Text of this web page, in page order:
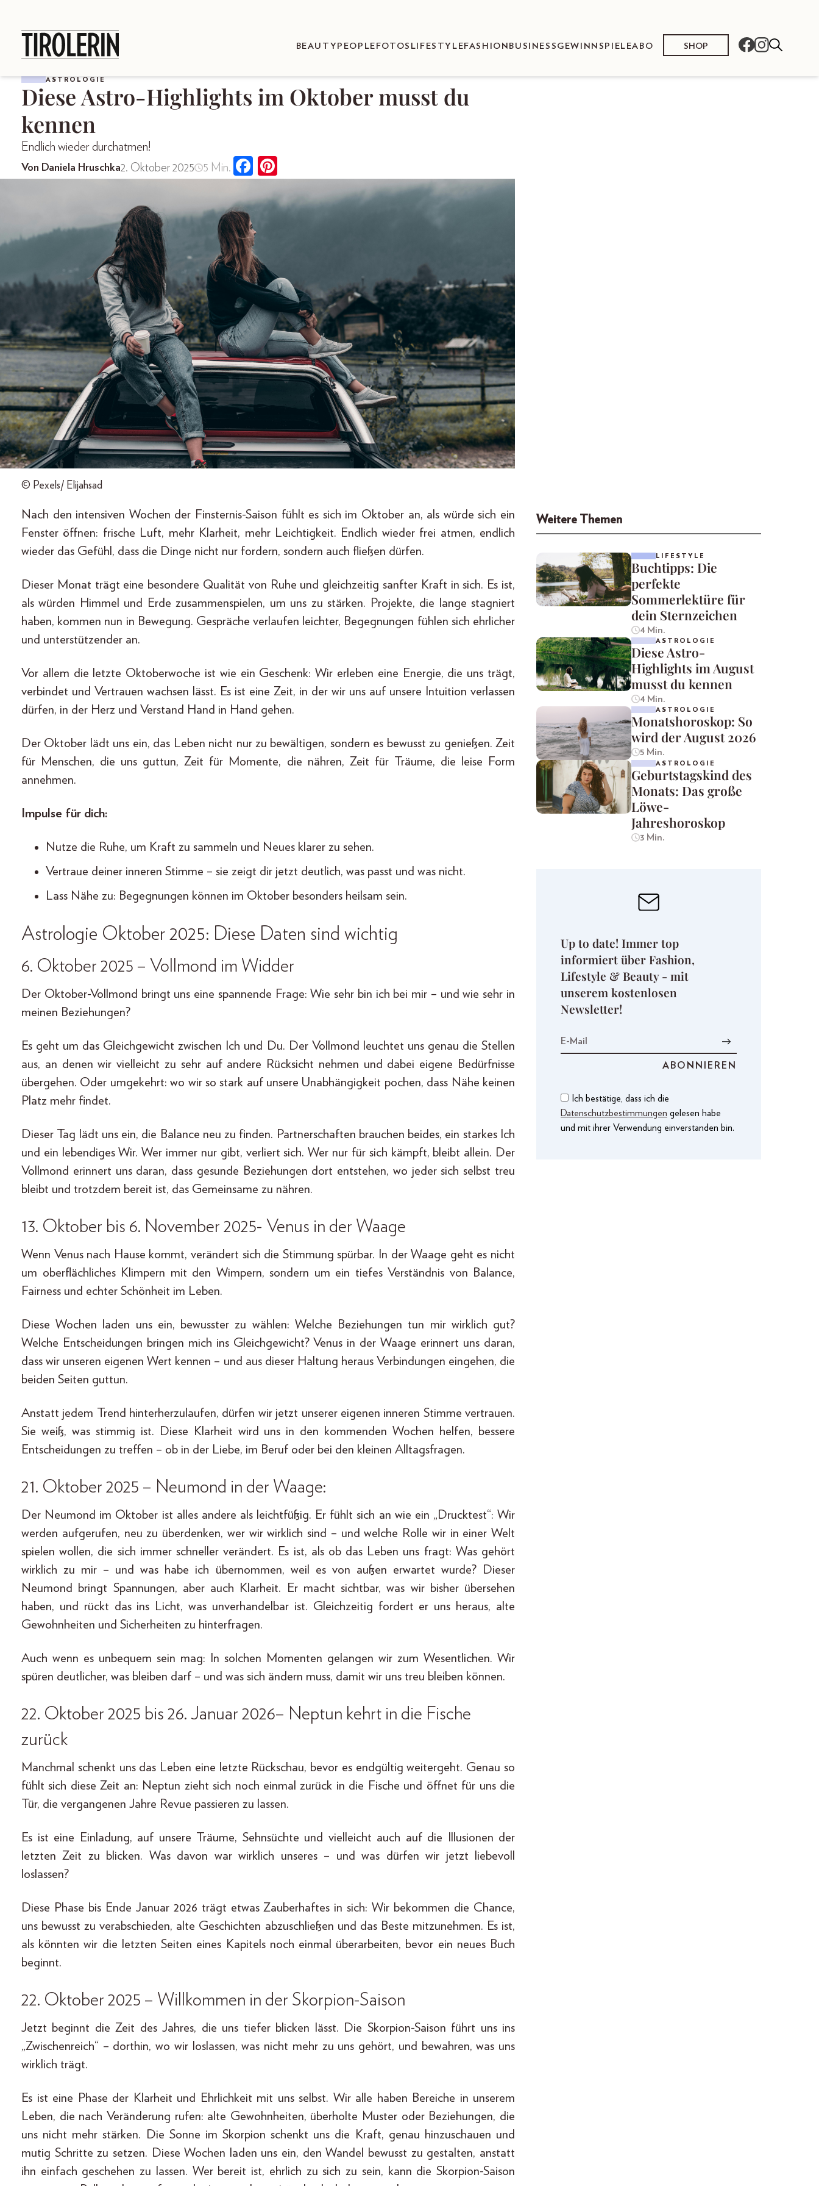
BEAUTY PEOPLE FOTOS LIFESTYLE FASHION BUSINESS GEWINNSPIELEABO SHOP
ASTROLOGIE
Diese Astro-Highlights im Oktober musst du
kennen
Endlich wieder durchatmen!
Von Daniela Hruschka2. Oktober 2025 5 Min.
© Pexels/ Elijahsad
Nach den intensiven Wochen der Finsternis-Saison fühlt es sich im Oktober an, als würde sich ein
Fenster öffnen: frische Luft, mehr Klarheit, mehr Leichtigkeit. Endlich wieder frei atmen, endlich
wieder das Gefühl, dass die Dinge nicht nur fordern, sondern auch fließen dürfen.
Dieser Monat trägt eine besondere Qualität von Ruhe und gleichzeitig sanfter Kraft in sich. Es ist,
als würden Himmel und Erde zusammenspielen, um uns zu stärken. Projekte, die lange stagniert
haben, kommen nun in Bewegung. Gespräche verlaufen leichter, Begegnungen fühlen sich ehrlicher
und unterstützender an.
Vor allem die letzte Oktoberwoche ist wie ein Geschenk: Wir erleben eine Energie, die uns trägt,
verbindet und Vertrauen wachsen lässt. Es ist eine Zeit, in der wir uns auf unsere Intuition verlassen
dürfen, in der Herz und Verstand Hand in Hand gehen.
Der Oktober lädt uns ein, das Leben nicht nur zu bewältigen, sondern es bewusst zu genießen. Zeit
für Menschen, die uns guttun, Zeit für Momente, die nähren, Zeit für Träume, die leise Form
annehmen.
Impulse für dich:
Nutze die Ruhe, um Kraft zu sammeln und Neues klarer zu sehen.
Vertraue deiner inneren Stimme – sie zeigt dir jetzt deutlich, was passt und was nicht.
Lass Nähe zu: Begegnungen können im Oktober besonders heilsam sein.
Astrologie Oktober 2025: Diese Daten sind wichtig
6. Oktober 2025 – Vollmond im Widder
Der Oktober-Vollmond bringt uns eine spannende Frage: Wie sehr bin ich bei mir – und wie sehr in
meinen Beziehungen?
Es geht um das Gleichgewicht zwischen Ich und Du. Der Vollmond leuchtet uns genau die Stellen
aus, an denen wir vielleicht zu sehr auf andere Rücksicht nehmen und dabei eigene Bedürfnisse
übergehen. Oder umgekehrt: wo wir so stark auf unsere Unabhängigkeit pochen, dass Nähe keinen
Platz mehr findet.
Dieser Tag lädt uns ein, die Balance neu zu finden. Partnerschaften brauchen beides, ein starkes Ich
und ein lebendiges Wir. Wer immer nur gibt, verliert sich. Wer nur für sich kämpft, bleibt allein. Der
Vollmond erinnert uns daran, dass gesunde Beziehungen dort entstehen, wo jeder sich selbst treu
bleibt und trotzdem bereit ist, das Gemeinsame zu nähren.
13. Oktober bis 6. November 2025- Venus in der Waage
Wenn Venus nach Hause kommt, verändert sich die Stimmung spürbar. In der Waage geht es nicht
um oberflächliches Klimpern mit den Wimpern, sondern um ein tiefes Verständnis von Balance,
Fairness und echter Schönheit im Leben.
Diese Wochen laden uns ein, bewusster zu wählen: Welche Beziehungen tun mir wirklich gut?
Welche Entscheidungen bringen mich ins Gleichgewicht? Venus in der Waage erinnert uns daran,
dass wir unseren eigenen Wert kennen – und aus dieser Haltung heraus Verbindungen eingehen, die
beiden Seiten guttun.
Anstatt jedem Trend hinterherzulaufen, dürfen wir jetzt unserer eigenen inneren Stimme vertrauen.
Sie weiß, was stimmig ist. Diese Klarheit wird uns in den kommenden Wochen helfen, bessere
Entscheidungen zu treffen – ob in der Liebe, im Beruf oder bei den kleinen Alltagsfragen.
21. Oktober 2025 – Neumond in der Waage:
Der Neumond im Oktober ist alles andere als leichtfüßig. Er fühlt sich an wie ein „Drucktest“: Wir
werden aufgerufen, neu zu überdenken, wer wir wirklich sind – und welche Rolle wir in einer Welt
spielen wollen, die sich immer schneller verändert. Es ist, als ob das Leben uns fragt: Was gehört
wirklich zu mir – und was habe ich übernommen, weil es von außen erwartet wurde? Dieser
Neumond bringt Spannungen, aber auch Klarheit. Er macht sichtbar, was wir bisher übersehen
haben, und rückt das ins Licht, was unverhandelbar ist. Gleichzeitig fordert er uns heraus, alte
Gewohnheiten und Sicherheiten zu hinterfragen.
Auch wenn es unbequem sein mag: In solchen Momenten gelangen wir zum Wesentlichen. Wir
spüren deutlicher, was bleiben darf – und was sich ändern muss, damit wir uns treu bleiben können.
22. Oktober 2025 bis 26. Januar 2026– Neptun kehrt in die Fische
zurück
Manchmal schenkt uns das Leben eine letzte Rückschau, bevor es endgültig weitergeht. Genau so
fühlt sich diese Zeit an: Neptun zieht sich noch einmal zurück in die Fische und öffnet für uns die
Tür, die vergangenen Jahre Revue passieren zu lassen.
Es ist eine Einladung, auf unsere Träume, Sehnsüchte und vielleicht auch auf die Illusionen der
letzten Zeit zu blicken. Was davon war wirklich unseres – und was dürfen wir jetzt liebevoll
loslassen?
Diese Phase bis Ende Januar 2026 trägt etwas Zauberhaftes in sich: Wir bekommen die Chance,
uns bewusst zu verabschieden, alte Geschichten abzuschließen und das Beste mitzunehmen. Es ist,
als könnten wir die letzten Seiten eines Kapitels noch einmal überarbeiten, bevor ein neues Buch
beginnt.
22. Oktober 2025 – Willkommen in der Skorpion-Saison
Jetzt beginnt die Zeit des Jahres, die uns tiefer blicken lässt. Die Skorpion-Saison führt uns ins
„Zwischenreich“ – dorthin, wo wir loslassen, was nicht mehr zu uns gehört, und bewahren, was uns
wirklich trägt.
Es ist eine Phase der Klarheit und Ehrlichkeit mit uns selbst. Wir alle haben Bereiche in unserem
Leben, die nach Veränderung rufen: alte Gewohnheiten, überholte Muster oder Beziehungen, die
uns nicht mehr stärken. Die Sonne im Skorpion schenkt uns die Kraft, genau hinzuschauen und
mutig Schritte zu setzen. Diese Wochen laden uns ein, den Wandel bewusst zu gestalten, anstatt
ihn einfach geschehen zu lassen. Wer bereit ist, ehrlich zu sich zu sein, kann die Skorpion-Saison
Weitere Themen
LIFESTYLE
Buchtipps: Die
perfekte
Sommerlektüre für
dein Sternzeichen
4 Min.
ASTROLOGIE
Diese Astro-
Highlights im August
musst du kennen
4 Min.
ASTROLOGIE
Monatshoroskop: So
wird der August 2026
5 Min.
ASTROLOGIE
Geburtstagskind des
Monats: Das große
Löwe-
Jahreshoroskop
3 Min.
Up to date! Immer top
informiert über Fashion,
Lifestyle & Beauty - mit
unserem kostenlosen
Newsletter!
Ich bestätige, dass ich die
Datenschutzbestimmungen gelesen habe
und mit ihrer Verwendung einverstanden bin.